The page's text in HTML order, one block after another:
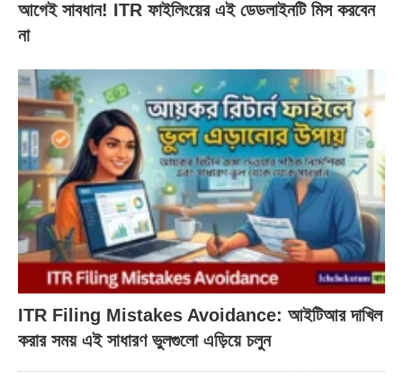
আগেই সাবধান! ITR ফাইলিংয়ের এই ডেডলাইনটি মিস করবেন
না
ITR Filing Mistakes Avoidance: আইটিআর দাখিল
করার সময় এই সাধারণ ভুলগুলো এড়িয়ে চলুন